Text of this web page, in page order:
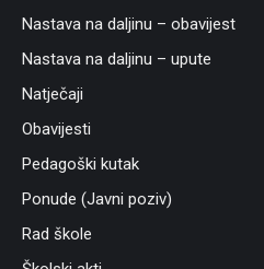
Nastava na daljinu – obavijest
Nastava na daljinu – upute
Natječaji
Obavijesti
Pedagoški kutak
Ponude (Javni poziv)
Rad škole